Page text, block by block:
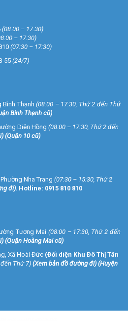
(08:00 – 17:30)
– 17:30)
(07:30 – 17:30)
55 (24/7)
Bình Thạnh (08:00 – 17:30, Thứ 2 đến Thứ
Bình Thạnh cũ)
Diên Hồng (08:00 – 17:30, Thứ 2 đến
) (Quận 10 cũ)
Nha Trang (07:30 – 15:30, Thứ 2
đi). Hotline: 0915 810 810
Tương Mai (08:00 – 17:30, Thứ 2 đến
) (Quận Hoàng Mai cũ)
Xã Hoài Đức (Đối diện Khu Đô Thị Tân
Thứ 7) (Xem bản đồ đường đi) (Huyện